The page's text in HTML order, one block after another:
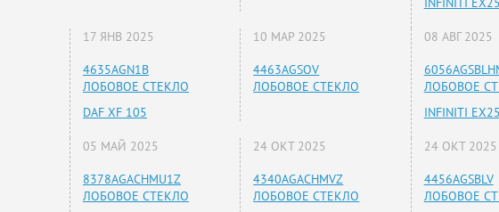
17 ЯНВ 2025
4635AGN1B
ЛОБОВОЕ СТЕКЛО
DAF XF 105
10 МАР 2025
4463AGSOV
ЛОБОВОЕ СТЕКЛО
08 АВГ 2025
ЛОБОВОЕ
INFINITI
05 МАЙ 2025
8378AGACHMU1Z
ЛОБОВОЕ СТЕКЛО
24 ОКТ 2025
4340AGACHMVZ
ЛОБОВОЕ СТЕКЛО
24 ОКТ 2025
4456AGSBLV
ЛОБОВОЕ